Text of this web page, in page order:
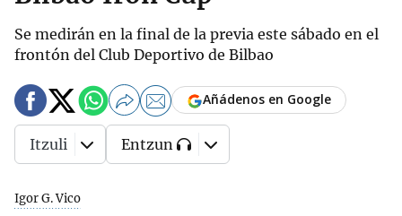
Se medirán en la final de la previa este sábado en el
frontón del Club Deportivo de Bilbao
Igor G. Vico
Añádenos en Google
Itzuli Entzun